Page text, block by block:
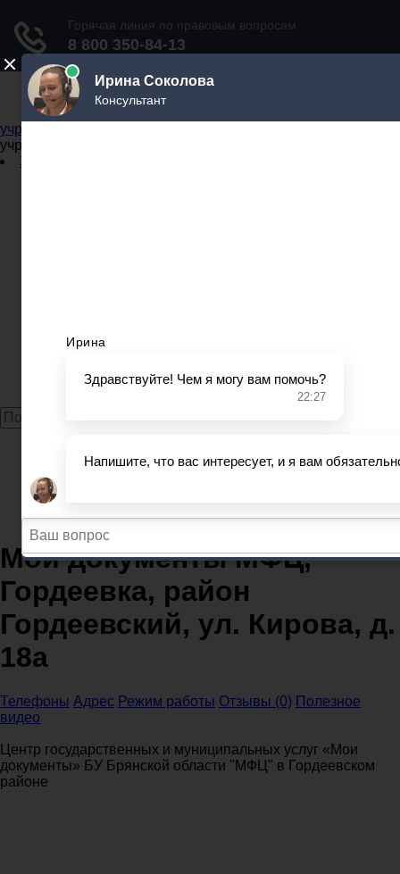
Не официальный справочник государственных
учреждений
учреждений
Задать вопрос юристу
Судебные приставы
Задать вопрос юристу
Брянская область
Мои документы МФЦ, Гордеевка, район Гордеевский,
ул. Кирова, д. 18а
Мои документы МФЦ,
Гордеевка, район
Гордеевский, ул. Кирова, д.
18а
Телефоны Адрес Режим работы Отзывы (0) Полезное
видео
Центр государственных и муниципальных услуг «Мои
документы» БУ Брянской области "МФЦ" в Гордеевском
районе